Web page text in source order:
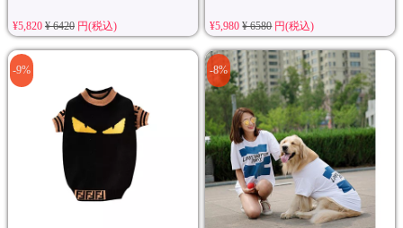
¥5,820 ¥ 6420円(税込) ¥5,980¥ 6580円(税込)
-9% -8%